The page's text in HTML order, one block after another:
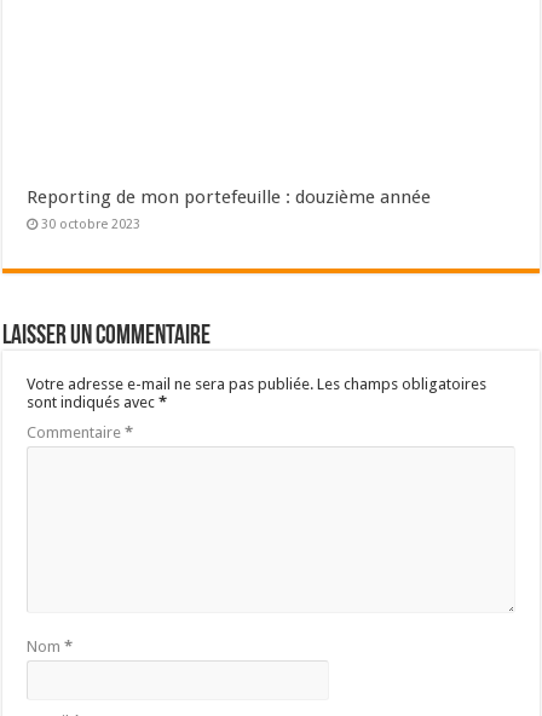
Reporting de mon portefeuille : douzième année
30 octobre 2023
Laisser un commentaire
Votre adresse e-mail ne sera pas publiée. Les champs obligatoires
sont indiqués avec*
Commentaire*
Nom*